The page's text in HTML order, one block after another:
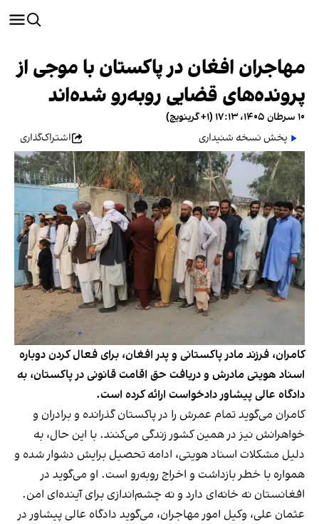
مهاجران افغان در پاکستان با موجی از
پرونده‌های قضایی روبه‌رو شده‌اند
۱۰ سرطان ۱۴۰۵، ۱۷:۱۳ (‎+۱ گرینویچ)
پخش نسخه شنیداری
اشتراک‌گذاری
کامران، فرزند مادر پاکستانی و پدر افغان، برای فعال‌ کردن دوباره
اسناد هویتی مادرش و دریافت حق اقامت قانونی در پاکستان، به
دادگاه عالی پیشاور دادخواست ارائه کرده است.
کامران می‌گوید تمام عمرش را در پاکستان گذرانده و برادران و
خواهرانش نیز در همین کشور زندگی می‌کنند. با این حال، به
دلیل مشکلات اسناد هویتی، ادامه تحصیل برایش دشوار شده و
همواره با خطر بازداشت و اخراج روبه‌رو است. او می‌گوید در
افغانستان نه خانه‌ای دارد و نه چشم‌اندازی برای آینده‌ای امن.
عثمان علی، وکیل امور مهاجران، می‌گوید دادگاه عالی پیشاور در